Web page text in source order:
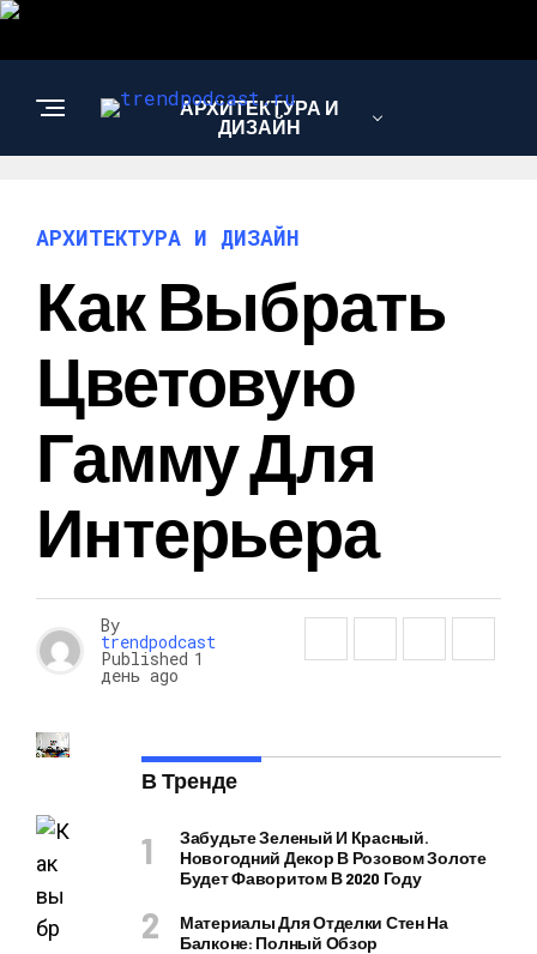
АРХИТЕКТУРА И
ДИЗАЙН
АРХИТЕКТУРА И ДИЗАЙН
Как Выбрать
Цветовую
Гамму Для
Интерьера
By
trendpodcast
Published 1
день ago
В Тренде
Забудьте Зеленый И Красный.
Новогодний Декор В Розовом Золоте
Будет Фаворитом В 2020 Году
Материалы Для Отделки Стен На
Балконе: Полный Обзор